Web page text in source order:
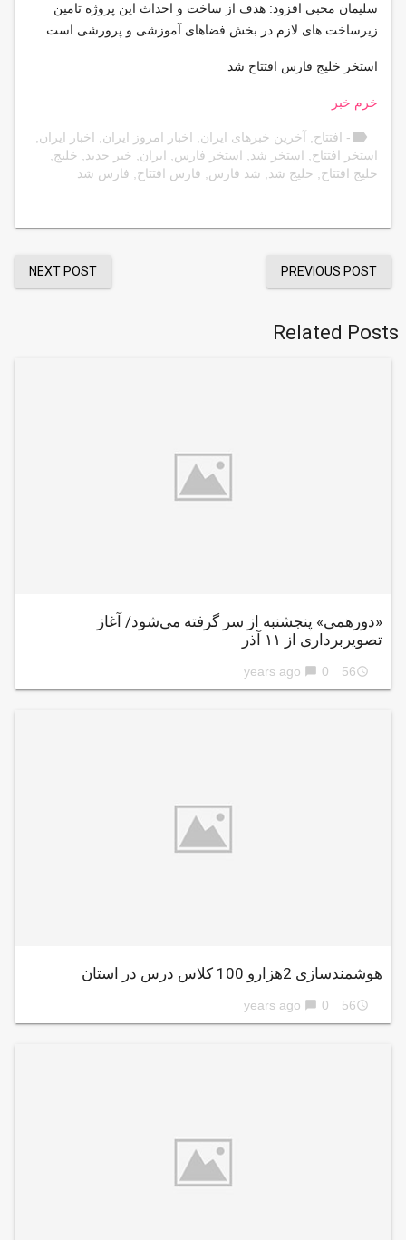
سلیمان محبی افزود: هدف از ساخت و احداث این پروژه تامین
زیرساخت های لازم در بخش فضاهای آموزشی و پرورشی است.
استخر خلیج فارس افتتاح شد
خرم خبر
label- افتتاح آخرین خبرهای ایران اخبار امروز ایران اخبار ایران
استخر افتتاح
استخر شد استخر فارس ایران خبر جدید خلیج
خلیج افتتاح
خلیج شد شد فارس فارس افتتاح فارس شد
PREVIOUS POST
NEXT POST
Related Posts
«دورهمی» پنجشنبه از سر گرفته می‌شود/ آغاز
تصویربرداری از ۱۱ آذر
access_time
56 years ago
chat_bubble 0
هوشمندسازی 2هزارو 100 کلاس درس در استان
access_time
56 years ago
chat_bubble 0